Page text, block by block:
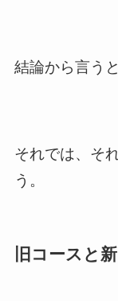
結論から言うと
それでは、そ
う。
旧コースと